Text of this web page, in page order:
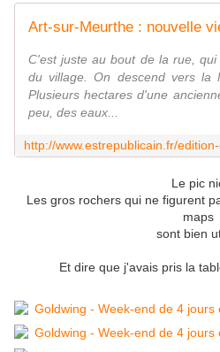
C'est juste au bout de la rue,
du village. On descend vers la
Plusieurs hectares d'une
peu, des eaux...
Le pic
Les gros rochers qui ne figurent
maps
sont bien
Et dire que j'avais pris la